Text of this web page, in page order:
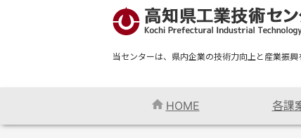
当センターは、県内企業の技術力向上と産業振
HOME 各課